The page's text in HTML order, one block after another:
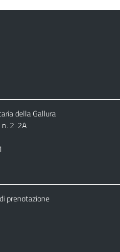
della Gallura
n. 2-2A
prenotazione